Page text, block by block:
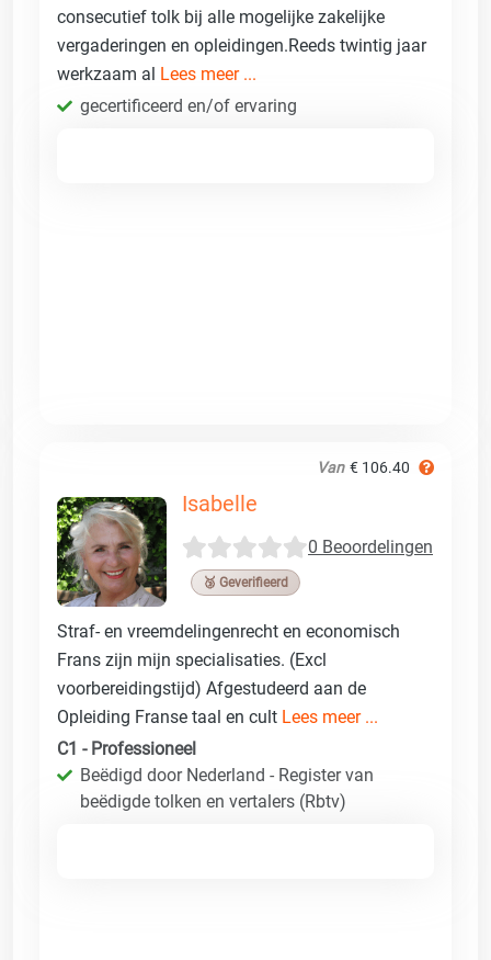
consecutief tolk bij alle mogelijke zakelijke
vergaderingen en opleidingen.Reeds twintig jaar
werkzaam al Lees meer ...
gecertificeerd en/of ervaring
Van € 106.40
Isabelle
0 Beoordelingen
🥉 Geverifieerd
Straf- en vreemdelingenrecht en economisch
Frans zijn mijn specialisaties. (Excl
voorbereidingstijd) Afgestudeerd aan de
Opleiding Franse taal en cult Lees meer ...
C1 - Professioneel
Beëdigd door Nederland - Register van
beëdigde tolken en vertalers (Rbtv)